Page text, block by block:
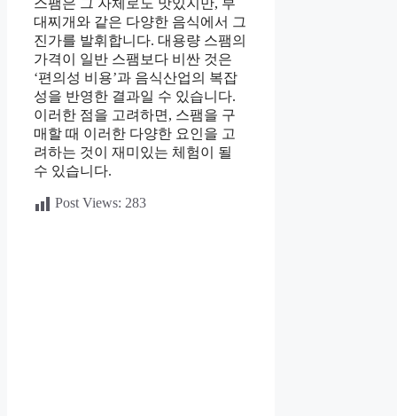
대찌개와 같은 다양한 음식에서 그
진가를 발휘합니다. 대용량 스팸의
가격이 일반 스팸보다 비싼 것은
‘편의성 비용’과 음식산업의 복잡
성을 반영한 결과일 수 있습니다.
이러한 점을 고려하면, 스팸을 구
매할 때 이러한 다양한 요인을 고
려하는 것이 재미있는 체험이 될
수 있습니다.
Post Views: 283